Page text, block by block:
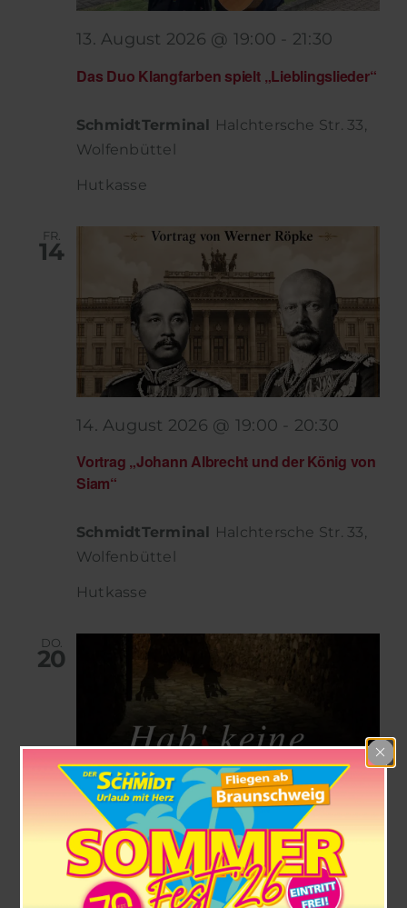
Das Duo Klangfarben spielt „Lieblingslieder“
13. August 2026 @ 19:00 - 21:30
SchmidtTerminal Halchtersche Str. 33,
Wolfenbüttel
Hutkasse
FR.
14
Vortrag „Johann Albrecht und der König von
Siam“
14. August 2026 @ 19:00 - 20:30
SchmidtTerminal Halchtersche Str. 33,
Wolfenbüttel
Hutkasse
DO.
20
Krimilesung Harry Fehlemann
20. August 2026 @ 19:00-21:00